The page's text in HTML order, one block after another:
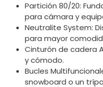
Partición 80/20:
para cámara y
Neutralite System:
para mayor
Cinturón de cadera
y cómodo.
Bucles
snowboard o un